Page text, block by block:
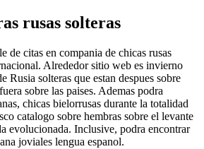
rusas solteras
de citas en compania de chicas rusas
Alrededor sitio web es invierno
Rusia solteras que estan despues sobre
sobre las paises. Ademas podra
chicas bielorrusas durante la totalidad
catalogo sobre hembras sobre el levante
evolucionada. Inclusive, podra encontrar
joviales lengua espanol.